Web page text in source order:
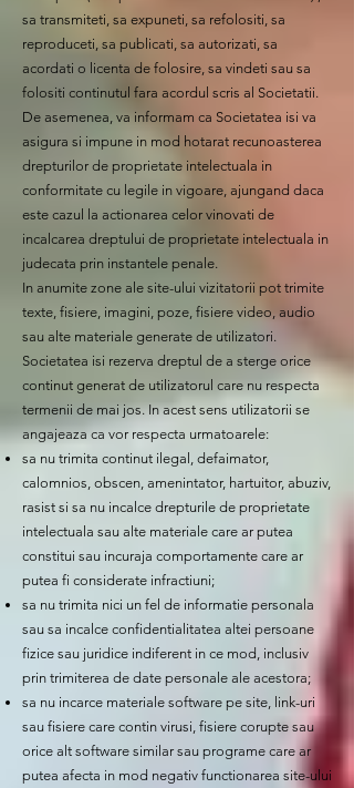
sa transmiteti, sa expuneti, sa refolositi, sa
reproduceti, sa publicati, sa autorizati, sa
acordati o licenta de folosire, sa vindeti sau sa
folositi continutul fara acordul scris al Societatii.
De asemenea, va informam ca Societatea isi va
asigura si impune in mod hotarat recunoasterea
drepturilor de proprietate intelectuala in
conformitate cu legile in vigoare, ajungand daca
este cazul la actionarea celor vinovati de
incalcarea dreptului de proprietate intelectuala in
judecata prin instantele penale.
In anumite zone ale site-ului vizitatorii pot trimite
texte, fisiere, imagini, poze, fisiere video, audio
sau alte materiale generate de utilizatori.
Societatea isi rezerva dreptul de a sterge orice
continut generat de utilizatorul care nu respecta
termenii de mai jos. In acest sens utilizatorii se
angajeaza ca vor respecta urmatoarele:
sa nu trimita continut ilegal, defaimator,
calomnios, obscen, amenintator, hartuitor, abuziv,
rasist si sa nu incalce drepturile de proprietate
intelectuala sau alte materiale care ar putea
constitui sau incuraja comportamente care ar
putea fi considerate infractiuni;
sa nu trimita nici un fel de informatie personala
sau sa incalce confidentialitatea altei persoane
fizice sau juridice indiferent in ce mod, inclusiv
prin trimiterea de date personale ale acestora;
sa nu incarce materiale software pe site, link-uri
sau fisiere care contin virusi, fisiere corupte sau
orice alt software similar sau programe care ar
putea afecta in mod negativ functionarea site-ului